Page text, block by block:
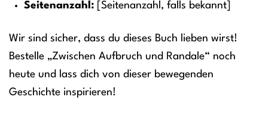
Seitenanzahl:[Seitenanzahl, falls bekannt]
Wir sind sicher, dass du dieses Buch lieben wirst!
Bestelle „Zwischen Aufbruch und Randale“ noch
heute und lass dich von dieser bewegenden
Geschichte inspirieren!